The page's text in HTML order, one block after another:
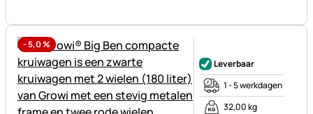
-5,0%
Leverbaar
1 - 5 werkdagen
32,00 kg